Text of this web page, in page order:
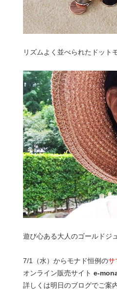
リズムよく並べられたドット
遊び心ある大人のゴールドジ
7/1（水）からモナド恒例のサ
オンライン販売サイト e-
詳しくは明日のブログでご案